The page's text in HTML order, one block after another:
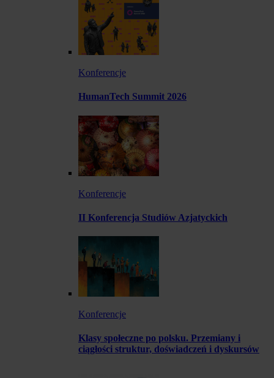
Konferencje
HumanTech Summit 2026
Konferencje
II Konferencja Studiów Azjatyckich
Konferencje
Klasy społeczne po polsku. Przemiany i
ciągłości struktur, doświadczeń i dyskursów